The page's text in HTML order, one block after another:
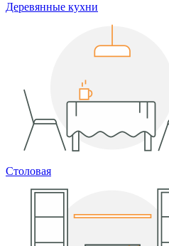
Деревянные кухни
Столовая